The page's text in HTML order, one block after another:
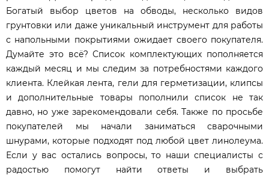
Богатый выбор цветов на обводы, несколько видов
грунтовки или даже уникальный инструмент для работы
с напольными покрытиями ожидает своего покупателя.
Думайте это всё? Список комплектующих пополняется
каждый месяц и мы следим за потребностями каждого
клиента. Клейкая лента, гели для герметизации, клипсы
и дополнительные товары пополнили список не так
давно, но уже зарекомендовали себя. Также по просьбе
покупателей мы начали заниматься сварочными
шнурами, которые подходят под любой цвет линолеума.
Если у вас остались вопросы, то наши специалисты с
радостью помогут найти ответы и выбрать